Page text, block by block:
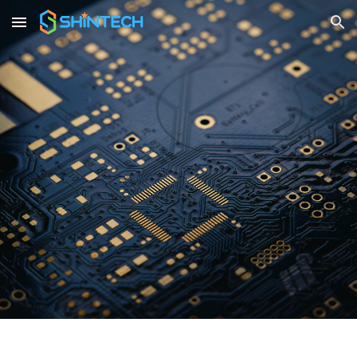
Skip to main content Skip to navigation